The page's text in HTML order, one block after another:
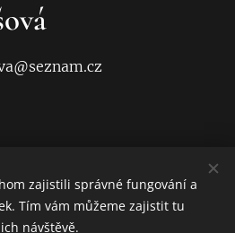
ÚDAJŮ →
→
zajistili správné fungování a
Tím vám můžeme zajistit tu
návštěvě.